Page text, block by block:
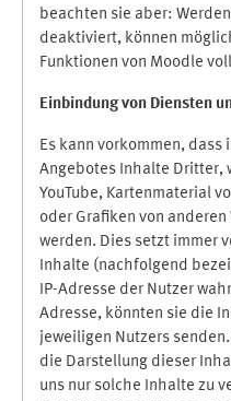
beachten sie aber:
deaktiviert, können
Funktionen von Moodle
Einbindung von Diensten
Es kann vorkommen,
Angebotes Inhalte Dritter,
YouTube, Kartenmaterial
oder Grafiken von
werden. Dies setzt immer
Inhalte (nachfolgend
IP-Adresse der Nutzer
Adresse, könnten sie die
jeweiligen Nutzers
die Darstellung dieser
uns nur solche Inhalte zu